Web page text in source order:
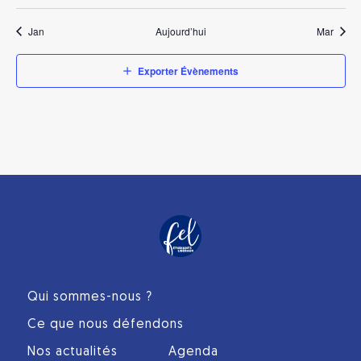
Jan Aujourd’hui Mar
Exporter Évènements
Qui sommes-nous ?
Ce que nous défendons
Nos actualités Agenda